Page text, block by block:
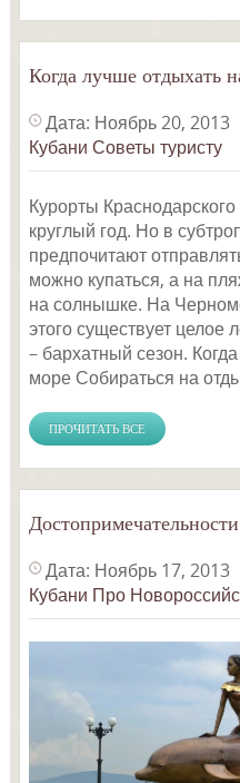
Когда лучше отдыхать
Дата: Ноябрь 20, 2013
Кубани Советы туристу
Курорты
круглый год. Но в
предпочитают
можно купаться, а на
на солнышке. На
этого существует целое
– бархатный сезон.
море Собираться на
ПРОЧИТАТЬ ВСЕ
Дата: Ноябрь 17, 2013
Кубани Про